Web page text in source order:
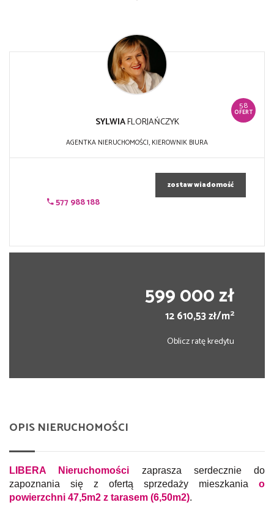
58
OFERT
SYLWIAFLORJAŃCZYK
AGENTKA NIERUCHOMOŚCI, KIEROWNIK BIURA
577 988 188
zostaw wiadomość
599 000 zł
12 610,53 zł/m2
Oblicz ratę kredytu
OPIS NIERUCHOMOŚCI
LIBERA Nieruchomości zaprasza serdecznie do
zapoznania się z ofertą sprzedaży mieszkania o
powierzchni 47,5m2 z tarasem (6,50m2).